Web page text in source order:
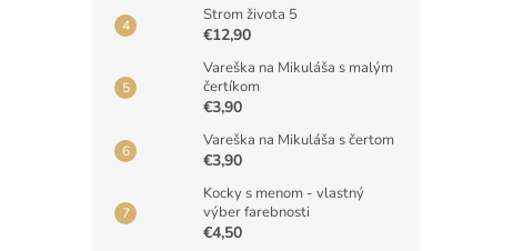
Strom života 5
€12,90
Vareška na Mikuláša s malým
čertíkom
€3,90
Vareška na Mikuláša s čertom
€3,90
Kocky s menom - vlastný
výber farebnosti
€4,50